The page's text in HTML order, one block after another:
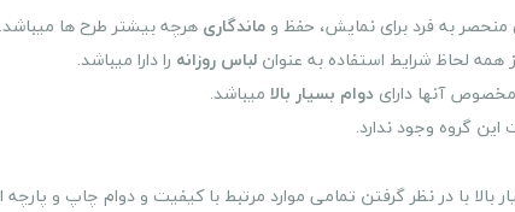
منحصر به فرد برای نمایش، حفظ و ماندگاری هرچه بیشتر طرح ها
لحاظ شرایط استفاده به عنوان لباس روزانه را دارا میباشد.
آنها دارای دوام بسیار بالا میباشد.
گروه وجود ندارد.
با در نظر گرفتن تمامی موارد مرتبط با کیفیت و دوام چاپ و پارچه